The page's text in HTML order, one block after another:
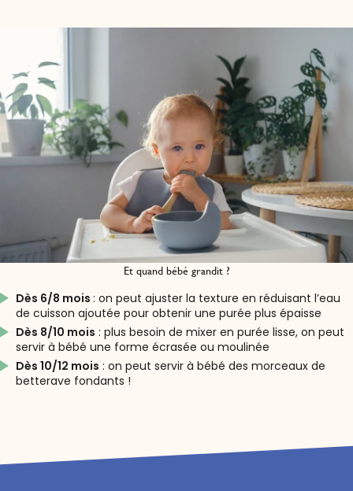
Et quand bébé grandit ?
Dès 6/8 mois : on peut ajuster la texture en réduisant l’eau
de cuisson ajoutée pour obtenir une purée plus épaisse
Dès 8/10 mois : plus besoin de mixer en purée lisse, on peut
servir à bébé une forme écrasée ou moulinée
Dès 10/12 mois : on peut servir à bébé des morceaux de
betterave fondants !